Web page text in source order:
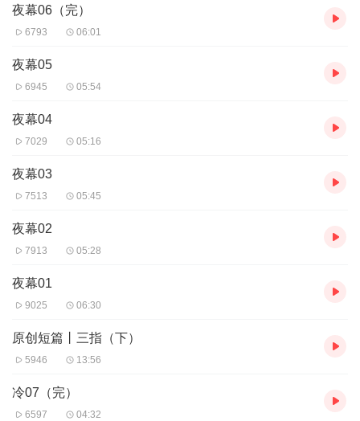
夜幕06（完）
6793 06:01
夜幕05
6945 05:54
夜幕04
7029 05:16
夜幕03
7513 05:45
夜幕02
7913 05:28
夜幕01
9025 06:30
原创短篇丨三指（下）
5946 13:56
冷07（完）
6597 04:32